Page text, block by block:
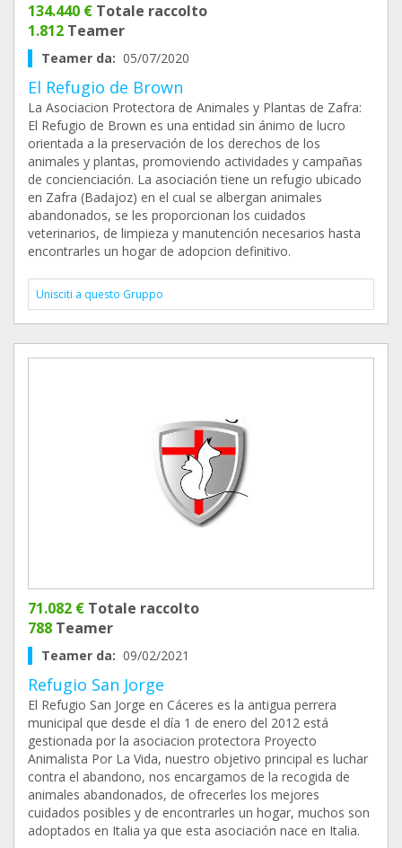
134.440 € Totale raccolto
1.812 Teamer
Teamer da: 05/07/2020
El Refugio de Brown
La Asociacion Protectora de Animales y Plantas de Zafra:
El Refugio de Brown es una entidad sin ánimo de lucro
orientada a la preservación de los derechos de los
animales y plantas, promoviendo actividades y campañas
de concienciación. La asociación tiene un refugio ubicado
en Zafra (Badajoz) en el cual se albergan animales
abandonados, se les proporcionan los cuidados
veterinarios, de limpieza y manutención necesarios hasta
encontrarles un hogar de adopcion definitivo.
Unisciti a questo Gruppo
71.082 € Totale raccolto
788 Teamer
Teamer da: 09/02/2021
Refugio San Jorge
El Refugio San Jorge en Cáceres es la antigua perrera
municipal que desde el día 1 de enero del 2012 está
gestionada por la asociacion protectora Proyecto
Animalista Por La Vida, nuestro objetivo principal es luchar
contra el abandono, nos encargamos de la recogida de
animales abandonados, de ofrecerles los mejores
cuidados posibles y de encontrarles un hogar, muchos son
adoptados en Italia ya que esta asociación nace en Italia.